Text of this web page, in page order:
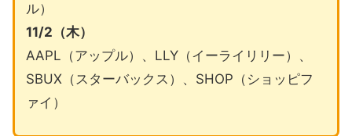
ル）
11/2（木）
AAPL（アップル）、LLY（イーライリリー）、
SBUX（スターバックス）、SHOP（ショッピフ
ァイ）